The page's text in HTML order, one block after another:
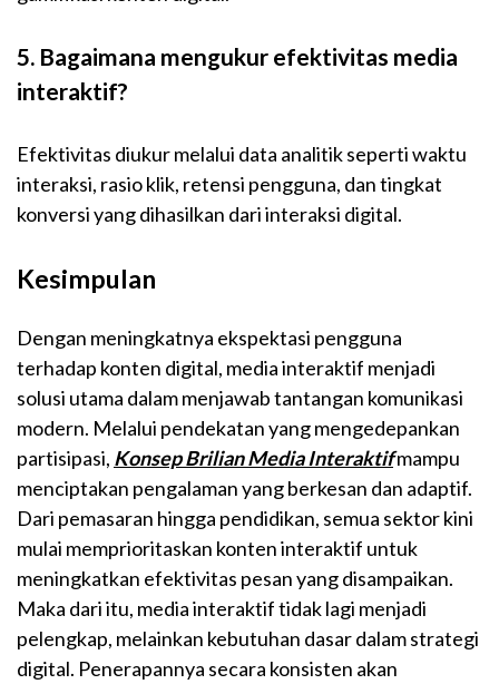
5. Bagaimana mengukur efektivitas media
interaktif?
Efektivitas diukur melalui data analitik seperti waktu
interaksi, rasio klik, retensi pengguna, dan tingkat
konversi yang dihasilkan dari interaksi digital.
Kesimpulan
Dengan meningkatnya ekspektasi pengguna
terhadap konten digital, media interaktif menjadi
solusi utama dalam menjawab tantangan komunikasi
modern. Melalui pendekatan yang mengedepankan
partisipasi, Konsep Brilian Media Interaktifmampu
menciptakan pengalaman yang berkesan dan adaptif.
Dari pemasaran hingga pendidikan, semua sektor kini
mulai memprioritaskan konten interaktif untuk
meningkatkan efektivitas pesan yang disampaikan.
Maka dari itu, media interaktif tidak lagi menjadi
pelengkap, melainkan kebutuhan dasar dalam strategi
digital. Penerapannya secara konsisten akan